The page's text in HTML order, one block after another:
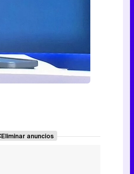
Eliminar anuncios